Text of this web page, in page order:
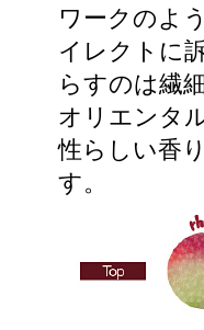
ワークのよ
イレクトに
らすのは繊
オリエンタ
性らしい香
す。